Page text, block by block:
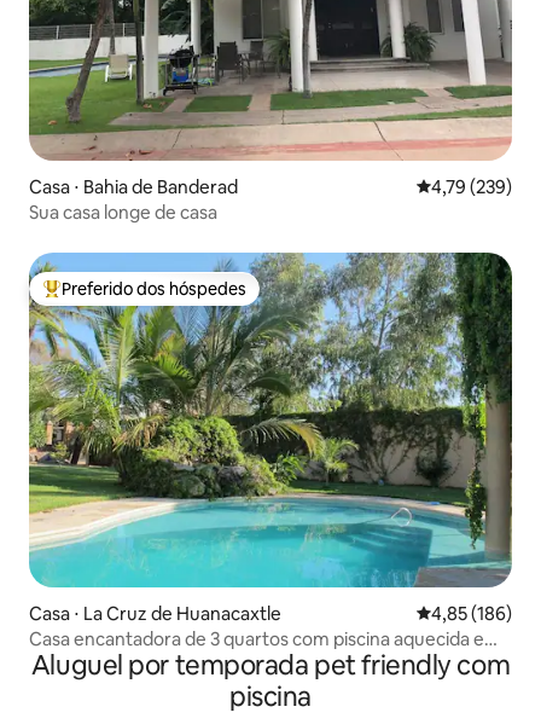
Casa ⋅ Bahia de Banderad 4,79 de uma
4,79 (239)
Sua casa longe de casa
Entre os melhores preferidos dos hóspedes
Preferido dos hóspedes
Casa ⋅ La Cruz de Huanacaxtle 4,85 de uma
4,85 (186)
Casa encantadora de 3 quartos com piscina aquecida e
banheira de hidromassagem
Aluguel por temporada pet friendly com
piscina